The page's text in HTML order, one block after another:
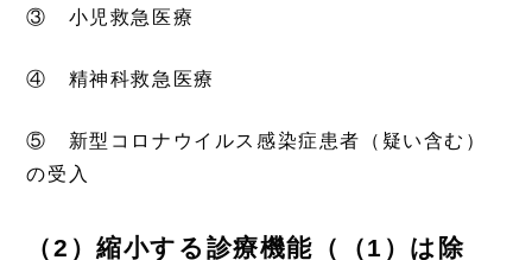
③ 小児救急医療
④ 精神科救急医療
⑤ 新型コロナウイルス感染症患者（疑い含む）
の受入
（2）縮小する診療機能（（1）は除